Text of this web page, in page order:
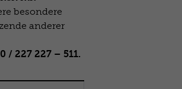
besondere
anderer
/ 227 227 – 511.